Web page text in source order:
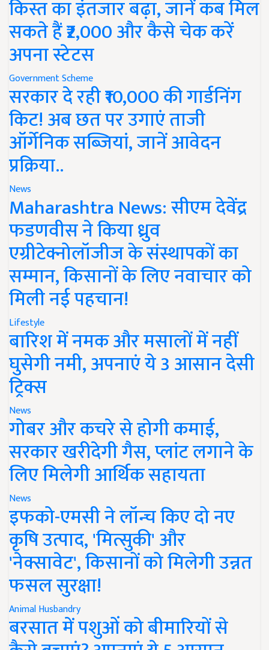
किस्त का इंतजार बढ़ा, जानें कब मिल
सकते हैं ₹2,000 और कैसे चेक करें
अपना स्टेटस
Government Scheme
सरकार दे रही ₹10,000 की गार्डनिंग
किट! अब छत पर उगाएं ताजी
ऑर्गेनिक सब्जियां, जानें आवेदन
प्रक्रिया..
News
Maharashtra News: सीएम देवेंद्र
फडणवीस ने किया ध्रुव
एग्रीटेक्नोलॉजीज के संस्थापकों का
सम्मान, किसानों के लिए नवाचार को
मिली नई पहचान!
Lifestyle
बारिश में नमक और मसालों में नहीं
घुसेगी नमी, अपनाएं ये 3 आसान देसी
ट्रिक्स
News
गोबर और कचरे से होगी कमाई,
सरकार खरीदेगी गैस, प्लांट लगाने के
लिए मिलेगी आर्थिक सहायता
News
इफको-एमसी ने लॉन्च किए दो नए
कृषि उत्पाद, 'मित्सुकी' और
'नेक्सावेट', किसानों को मिलेगी उन्नत
फसल सुरक्षा!
Animal Husbandry
बरसात में पशुओं को बीमारियों से